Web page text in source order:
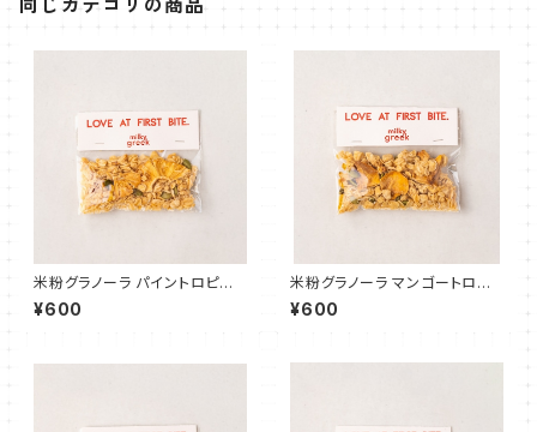
同じカテゴリの商品
米粉グラノーラ パイントロピカ
ル 40g
¥600
米粉グラノーラ マンゴートロピ
カル 40g
¥600